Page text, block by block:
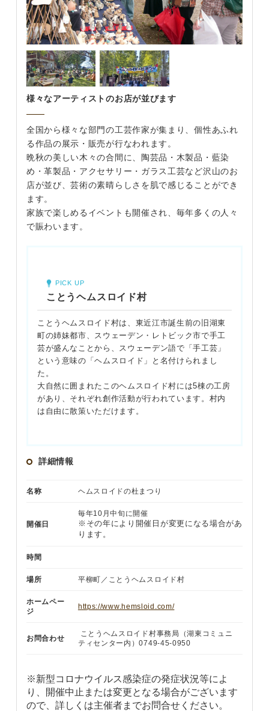
様々なアーティストのお店が並びます
全国から様々な部門の工芸作家が集まり、個性あふれ
る作品の展示・販売が行なわれます。
晩秋の美しい木々の合間に、陶芸品・木製品・藍染
め・革製品・アクセサリー・ガラス工芸など沢山のお
店が並び、芸術の素晴らしさを肌で感じることができ
ます。
家族で楽しめるイベントも開催され、毎年多くの人々
で賑わいます。
PICK UP
ことうヘムスロイド村
ことうヘムスロイド村は、東近江市誕生前の旧湖東
町の姉妹都市、スウェーデン・レトビック市で手工
芸が盛んなことから、スウェーデン語で「手工芸」
という意味の「ヘムスロイド」と名付けられまし
た。
大自然に囲まれたこのヘムスロイド村には5棟の工房
があり、それぞれ創作活動が行われています。村内
は自由に散策いただけます。
詳細情報
名称 ヘムスロイドの杜まつり
開催日
毎年10月中旬に開催
※その年により開催日が変更になる場合があ
ります。
時間
場所 平柳町／ことうヘムスロイド村
ホームペー
ジ
https://www.hemsloid.com/
お問合わせ
ことうヘムスロイド村事務局（湖東コミュニ
ティセンター内）0749-45-0950
※新型コロナウイルス感染症の発症状況等によ
り、開催中止または変更となる場合がございます
ので、詳しくは主催者までお問合せください。